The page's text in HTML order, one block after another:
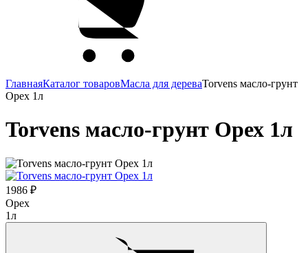
ГлавнаяКаталог товаровМасла для дереваTorvens масло-грунт
Орех 1л
Torvens масло-грунт Орех 1л
1986 ₽
Орех
1л